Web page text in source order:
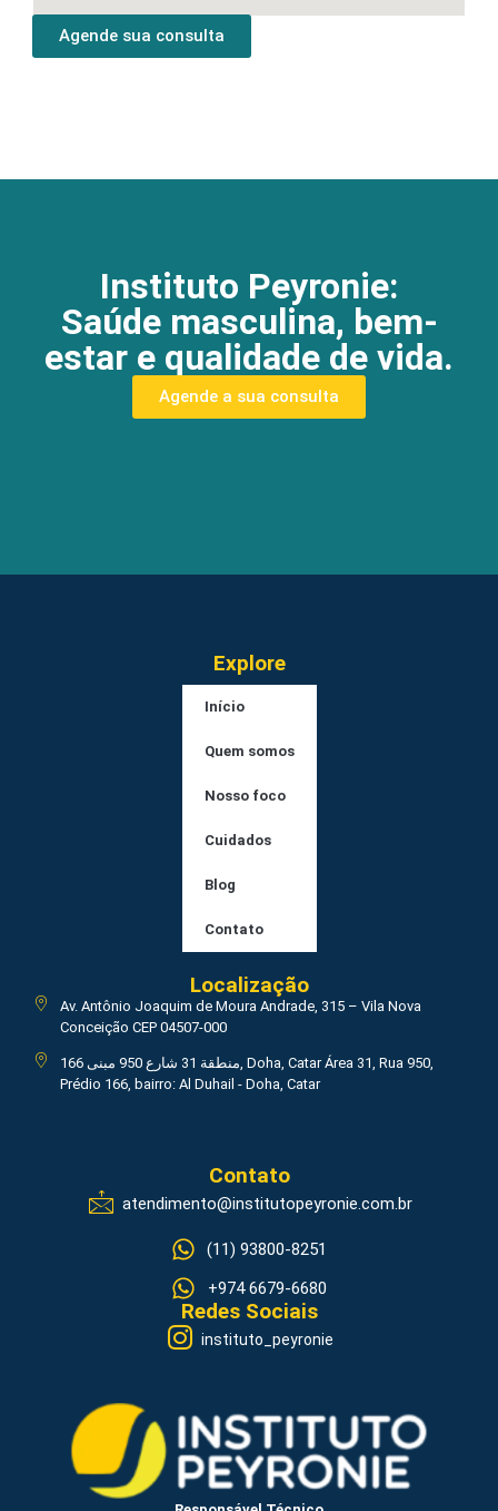
Agende sua consulta
Instituto Peyronie:
Saúde masculina, bem-
estar e qualidade de vida.
Agende a sua consulta
Explore
Início
Quem somos
Nosso foco
Cuidados
Blog
Contato
Localização
Av. Antônio Joaquim de Moura Andrade, 315 – Vila Nova
Conceição CEP 04507-000
منطقة 31 شارع 950 مبنى 166, Doha, Catar Área 31, Rua 950,
Prédio 166, bairro: Al Duhail - Doha, Catar
Contato
atendimento@institutopeyronie.com.br
(11) 93800-8251
+974 6679-6680
Redes Sociais
instituto_peyronie